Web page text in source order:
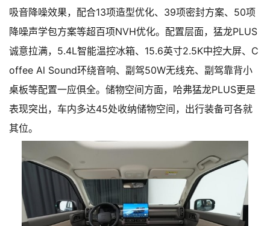
吸音降噪效果，配合13项造型优化、39项密封方案、50项
降噪声学包方案等超百项NVH优化。配置层面，猛龙PLUS
诚意拉满，5.4L智能温控冰箱、15.6英寸2.5K中控大屏、C
offee Al Sound环绕音响、副驾50W无线充、副驾靠背小
桌板等配置一应俱全。储物空间方面，哈弗猛龙PLUS更是
表现突出，车内多达45处收纳储物空间，出行装备可各就
其位。